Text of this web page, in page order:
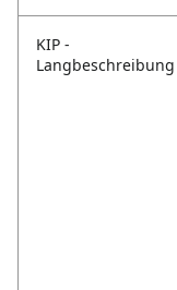
KIP -
Langbeschreibung